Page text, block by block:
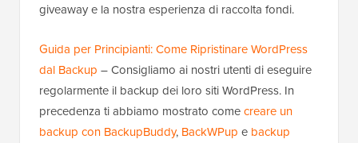
giveaway e la nostra esperienza di raccolta fondi.
Guida per Principianti: Come Ripristinare WordPress
dal Backup – Consigliamo ai nostri utenti di eseguire
regolarmente il backup dei loro siti WordPress. In
precedenza ti abbiamo mostrato comecreare un
backup con BackupBuddy, BackWPup e backup